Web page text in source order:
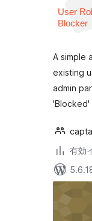
A simple
existing
admin
'Blocked'
有効